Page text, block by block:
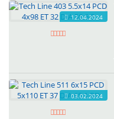
12.04.2024
03.02.2024